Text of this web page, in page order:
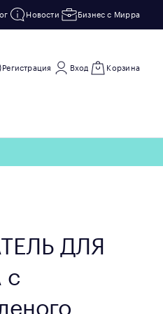
Новости Бизнес с Мирра
Регистрация Вход Корзина
ДЛЯ
с